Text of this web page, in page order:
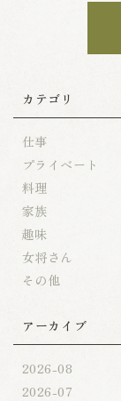
カテゴリ
仕事
プライベート
料理
家族
趣味
女将さん
その他
アーカイブ
2026-08
2026-07